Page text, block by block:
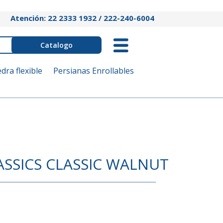
Atención: 22 2333 1932 / 222-240-6004
Catalogo
flexible Persianas Enrollables
CLASSIC WALNUT